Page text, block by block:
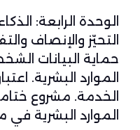
الوحدة الرابعة:
التحيّز والإنصاف
حماية البيانات
الموارد البشرية.
الخدمة. مشروع
الموارد البشرية